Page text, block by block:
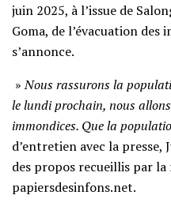
juin 2025, à l’issue de
Goma, de l’évacuation des
s’annonce.
»Nous rassurons la
le lundi prochain, nous
immondices. Que la
d’entretien avec la presse,
des propos recueillis par
papiersdesinfons.net.